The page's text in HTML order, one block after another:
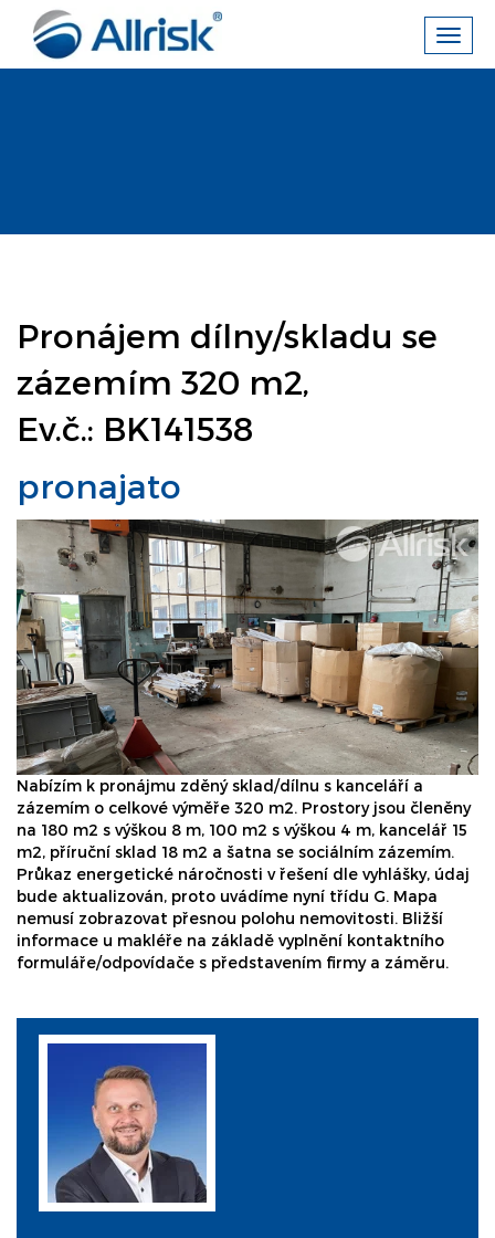
Pronájem dílny/skladu se
zázemím 320 m2,
Ev.č.: BK141538
pronajato
Nabízím k pronájmu zděný sklad/dílnu s kanceláří a
zázemím o celkové výměře 320 m2. Prostory jsou členěny
na 180 m2 s výškou 8 m, 100 m2 s výškou 4 m, kancelář 15
m2, příruční sklad 18 m2 a šatna se sociálním zázemím.
Průkaz energetické náročnosti v řešení dle vyhlášky, údaj
bude aktualizován, proto uvádíme nyní třídu G. Mapa
nemusí zobrazovat přesnou polohu nemovitosti. Bližší
informace u makléře na základě vyplnění kontaktního
formuláře/odpovídače s představením firmy a záměru.